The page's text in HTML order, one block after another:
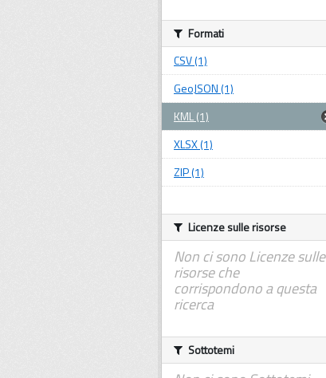
Formati
CSV (1)
GeoJSON (1)
KML (1)
XLSX (1)
ZIP (1)
Licenze sulle risorse
Non ci sono Licenze sulle
risorse che
corrispondono a questa
ricerca
Sottotemi